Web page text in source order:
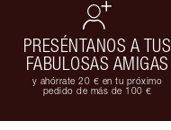
PRESÉNTANOS A TUS
FABULOSAS AMIGAS
y ahórrate 20 € en tu próximo
pedido de más de 100 €